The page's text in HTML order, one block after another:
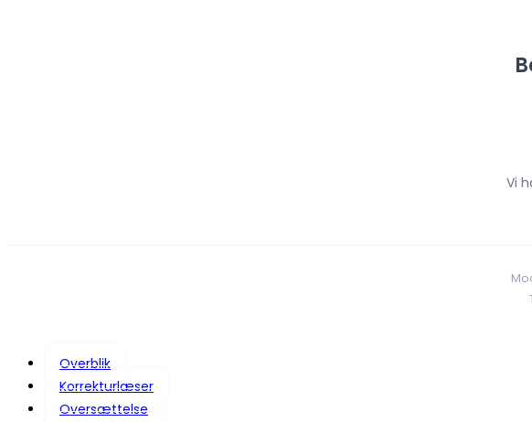
Vi
Overblik
Korrekturlæser
Oversættelse